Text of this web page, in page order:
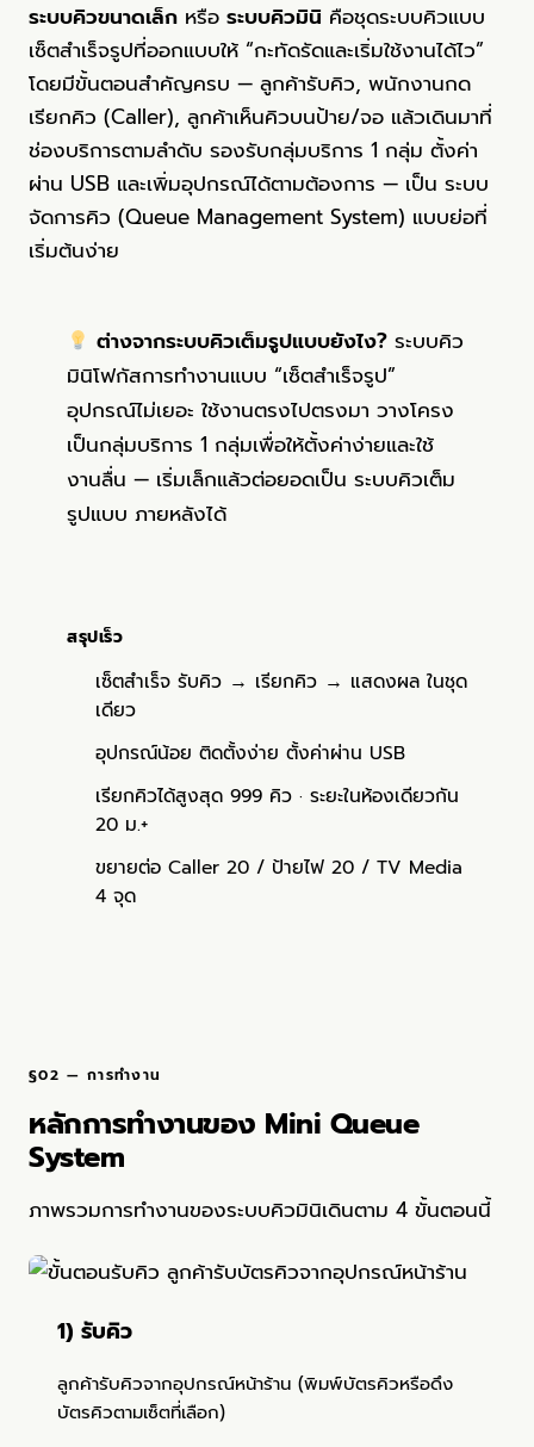
ระบบคิวขนาดเล็ก หรือ ระบบคิวมินิ คือชุดระบบคิวแบบ
เซ็ตสำเร็จรูปที่ออกแบบให้ “กะทัดรัดและเริ่มใช้งานได้ไว”
โดยมีขั้นตอนสำคัญครบ — ลูกค้ารับคิว, พนักงานกด
เรียกคิว (Caller), ลูกค้าเห็นคิวบนป้าย/จอ แล้วเดินมาที่
ช่องบริการตามลำดับ รองรับกลุ่มบริการ 1 กลุ่ม ตั้งค่า
ผ่าน USB และเพิ่มอุปกรณ์ได้ตามต้องการ — เป็น ระบบ
จัดการคิว (Queue Management System) แบบย่อที่
เริ่มต้นง่าย
ต่างจากระบบคิวเต็มรูปแบบยังไง? ระบบคิว
มินิโฟกัสการทำงานแบบ “เซ็ตสำเร็จรูป”
อุปกรณ์ไม่เยอะ ใช้งานตรงไปตรงมา วางโครง
เป็นกลุ่มบริการ 1 กลุ่มเพื่อให้ตั้งค่าง่ายและใช้
งานลื่น — เริ่มเล็กแล้วต่อยอดเป็น ระบบคิวเต็ม
รูปแบบ ภายหลังได้
สรุปเร็ว
เซ็ตสำเร็จ รับคิว → เรียกคิว → แสดงผล ในชุด
เดียว
อุปกรณ์น้อย ติดตั้งง่าย ตั้งค่าผ่าน USB
เรียกคิวได้สูงสุด 999 คิว · ระยะในห้องเดียวกัน
20 ม.+
ขยายต่อ Caller 20 / ป้ายไฟ 20 / TV Media
4 จุด
§02 — การทำงาน
หลักการทำงานของ Mini Queue
System
ภาพรวมการทำงานของระบบคิวมินิเดินตาม 4 ขั้นตอนนี้
1) รับคิว
ลูกค้ารับคิวจากอุปกรณ์หน้าร้าน (พิมพ์บัตรคิวหรือดึง
บัตรคิวตามเซ็ตที่เลือก)